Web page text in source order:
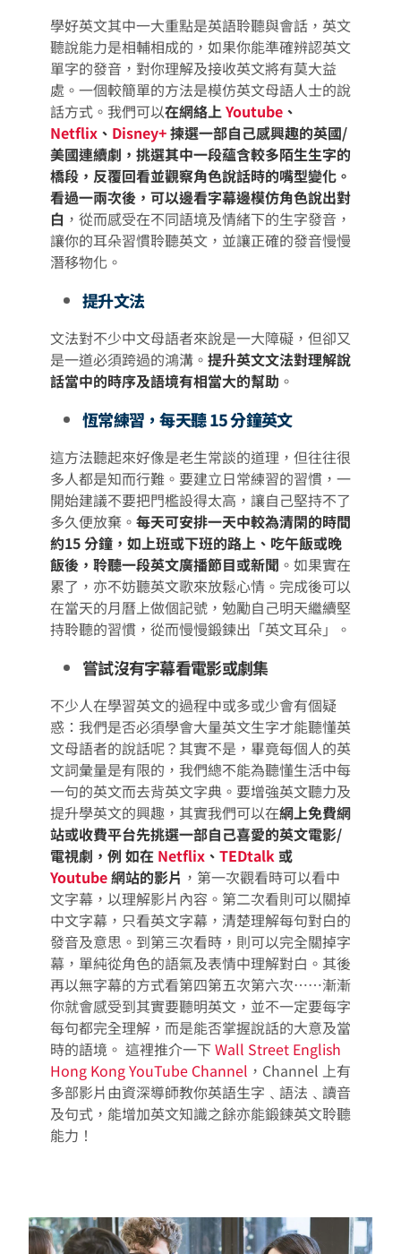
學好英文其中一大重點是英語聆聽與會話，英文
聽說能力是相輔相成的，如果你能準確辨認英文
單字的發音，對你理解及接收英文將有莫大益
處。一個較簡單的方法是模仿英文母語人士的說
話方式。我們可以在網絡上Youtube 、
Netflix 、 Disney+揀選一部自己感興趣的英國/
美國連續劇，挑選其中一段蘊含較多陌生生字的
橋段，反覆回看並觀察角色說話時的嘴型變化。
看過一兩次後，可以邊看字幕邊模仿角色說出對
白 ，從而感受在不同語境及情緒下的生字發音，
讓你的耳朵習慣聆聽英文，並讓正確的發音慢慢
潛移物化。
提升文法
文法對不少中文母語者來說是一大障礙，但卻又
是一道必須跨過的鴻溝。 提升英文文法對理解說
話當中的時序及語境有相當大的幫助 。
恆常練習，每天聽 15 分鐘英文
這方法聽起來好像是老生常談的道理，但往往很
多人都是知而行難。要建立日常練習的習慣，一
開始建議不要把門檻設得太高，讓自己堅持不了
多久便放棄。 每天可安排一天中較為清閑的時間
約15 分鐘，如上班或下班的路上、吃午飯或晚
飯後，聆聽一段英文廣播節目或新聞 。如果實在
累了，亦不妨聽英文歌來放鬆心情。完成後可以
在當天的月曆上做個記號，勉勵自己明天繼續堅
持聆聽的習慣，從而慢慢鍛鍊出「英文耳朵」。
嘗試沒有字幕看電影或劇集
不少人在學習英文的過程中或多或少會有個疑
惑：我們是否必須學會大量英文生字才能聽懂英
文母語者的說話呢？其實不是，畢竟每個人的英
文詞彙量是有限的，我們總不能為聽懂生活中每
一句的英文而去背英文字典。要增強英文聽力及
提升學英文的興趣，其實我們可以在網上免費網
站或收費平台先挑選一部自己喜愛的英文電影/
電視劇，例 如在 Netflix 、 TEDtalk或
Youtube網站的影片 ，第一次觀看時可以看中
文字幕，以理解影片內容。第二次看則可以關掉
中文字幕，只看英文字幕，清楚理解每句對白的
發音及意思。到第三次看時，則可以完全關掉字
幕，單純從角色的語氣及表情中理解對白。其後
再以無字幕的方式看第四第五次第六次⋯⋯漸漸
你就會感受到其實要聽明英文，並不一定要每字
每句都完全理解，而是能否掌握說話的大意及當
時的語境。 這裡推介一下 Wall Street English
Hong Kong YouTube Channel ，Channel 上有
多部影片由資深導師教你英語生字﹑語法﹑讀音
及句式，能增加英文知識之餘亦能鍛鍊英文聆聽
能力！